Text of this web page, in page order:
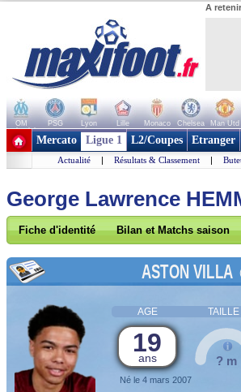
A
OM PSG Lyon Lille Monaco Chelsea Man Utd
+ de clubs
Mercato Ligue 1 L2/Coupes Etranger
Actualité | Résultats & Classement |
George Lawrence
Fiche d'identité Bilan et Matchs saison
ASTON VILLA
AGE TAILLE
19
ans
Né le 4 mars 2007
? m